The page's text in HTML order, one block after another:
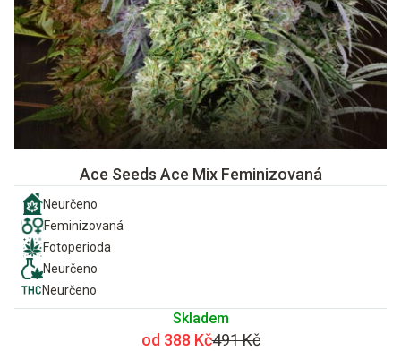
Ace Seeds Ace Mix Feminizovaná
Neurčeno
Feminizovaná
Fotoperioda
Neurčeno
Neurčeno
Skladem
od 388 Kč491 Kč